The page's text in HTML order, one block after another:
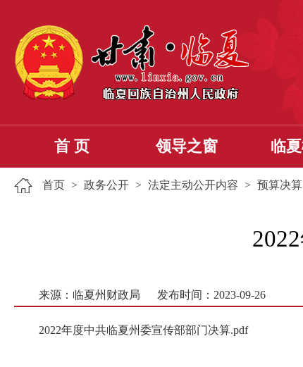
首 页 领导之窗 临
首页 > 政务公开 > 法定主动公开内容 > 预算决算
来源：临夏州财政局 发布时间：2023-09-26
2022年度中共临夏州委宣传部部门决算.pdf